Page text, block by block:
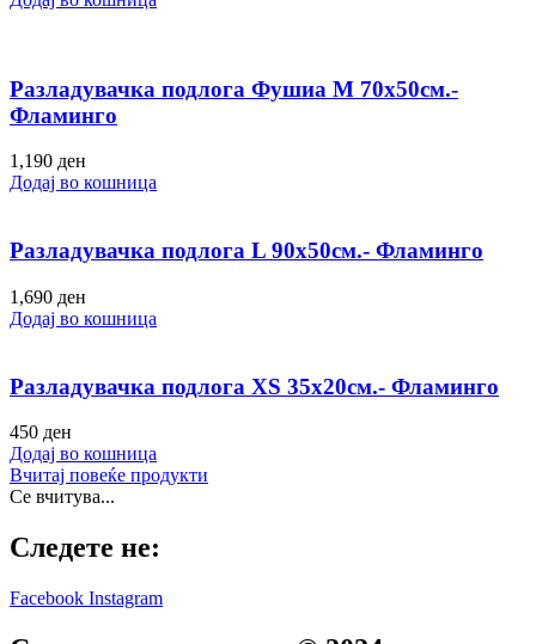
Разладувачка подлога Фушиа M 70х50см.-
Фламинго
1,190 ден
Додај во кошница
Разладувачка подлога L 90х50см.- Фламинго
1,690 ден
Додај во кошница
Разладувачка подлога XS 35х20см.- Фламинго
450 ден
Додај во кошница
Вчитај повеќе продукти
Се вчитува...
Следете не:
Facebook Instagram